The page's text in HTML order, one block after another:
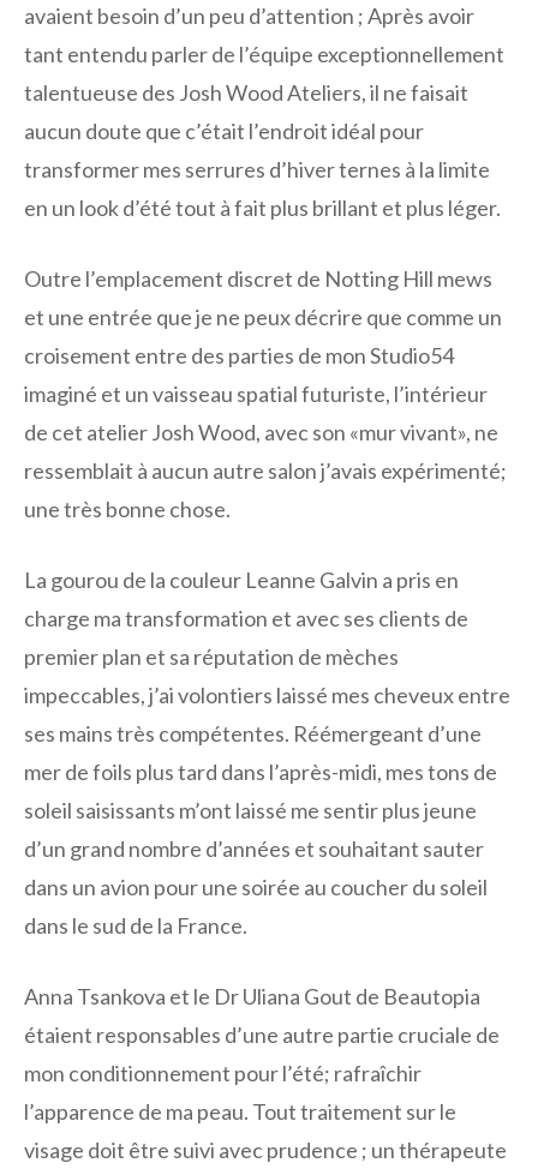
avaient besoin d’un peu d’attention ; Après avoir
tant entendu parler de l’équipe exceptionnellement
talentueuse des Josh Wood Ateliers, il ne faisait
aucun doute que c’était l’endroit idéal pour
transformer mes serrures d’hiver ternes à la limite
en un look d’été tout à fait plus brillant et plus léger.
Outre l’emplacement discret de Notting Hill mews
et une entrée que je ne peux décrire que comme un
croisement entre des parties de mon Studio54
imaginé et un vaisseau spatial futuriste, l’intérieur
de cet atelier Josh Wood, avec son «mur vivant», ne
ressemblait à aucun autre salon j’avais expérimenté;
une très bonne chose.
La gourou de la couleur Leanne Galvin a pris en
charge ma transformation et avec ses clients de
premier plan et sa réputation de mèches
impeccables, j’ai volontiers laissé mes cheveux entre
ses mains très compétentes. Réémergeant d’une
mer de foils plus tard dans l’après-midi, mes tons de
soleil saisissants m’ont laissé me sentir plus jeune
d’un grand nombre d’années et souhaitant sauter
dans un avion pour une soirée au coucher du soleil
dans le sud de la France.
Anna Tsankova et le Dr Uliana Gout de Beautopia
étaient responsables d’une autre partie cruciale de
mon conditionnement pour l’été; rafraîchir
l’apparence de ma peau. Tout traitement sur le
visage doit être suivi avec prudence ; un thérapeute